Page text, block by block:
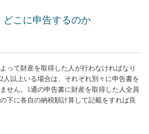
どこに申告するのか
って財産を取得した人が行わなければなり
人以上いる場合は、それぞれ別々に申告書を
せん。1通の申告書に財産を取得した人全員
下に各自の納税額計算して記載をすれば良